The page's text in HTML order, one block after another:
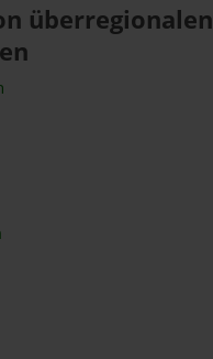
überregionalen